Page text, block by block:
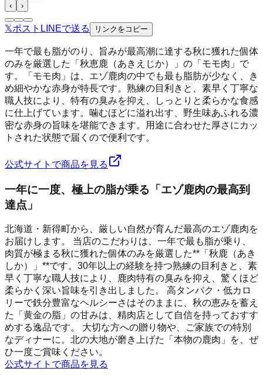
‹
›
𝕏ポスト LINEで送る リンクをコピー
一年で最も脂がのり、旨みが最高潮に達する秋に獲れた個体
のみを厳選した「秋恵鹿（あきえじか）」の「モモ肉」で
す。「モモ肉」は、エゾ鹿肉の中でも最も脂肪が少なく、き
め細やかな赤身が特長です。熟練の目利きと、素早く丁寧な
職人技により、特有の臭みを抑え、しっとりと柔らかな食感
に仕上げています。噛むほどに溢れ出す、野生味あふれる濃
密な赤身の旨味を堪能できます。用途に合わせた厚さにカッ
トされた状態で届くので便利です。
公式サイトで商品を見る
一年に一度、極上の脂が乗る「エゾ鹿肉の最高到
達点」
北海道・新得町から、厳しい自然が育んだ最高のエゾ鹿肉を
お届けします。 当店のこだわりは、一年で最も脂が乗り、
肉質が極まる秋に獲れた個体のみを厳選した**「秋鹿（あき
しか）」**です。30年以上の経験を持つ熟練の目利きと、素
早く丁寧な職人技により、鹿肉特有の臭みを抑え、驚くほど
柔らかく深い旨味を引き出しました。 高タンパク・低カロ
リーで鉄分豊富なヘルシーさはそのままに、秋の恵みを蓄え
た「黄金の脂」の甘みは、精肉店として自信を持っておすす
めする逸品です。 大切な方への贈り物や、ご家族での特別
なディナーに。北の大地が磨き上げた「本物の鹿肉」を、ぜ
ひ一度ご賞味ください。
公式サイトで商品を見る